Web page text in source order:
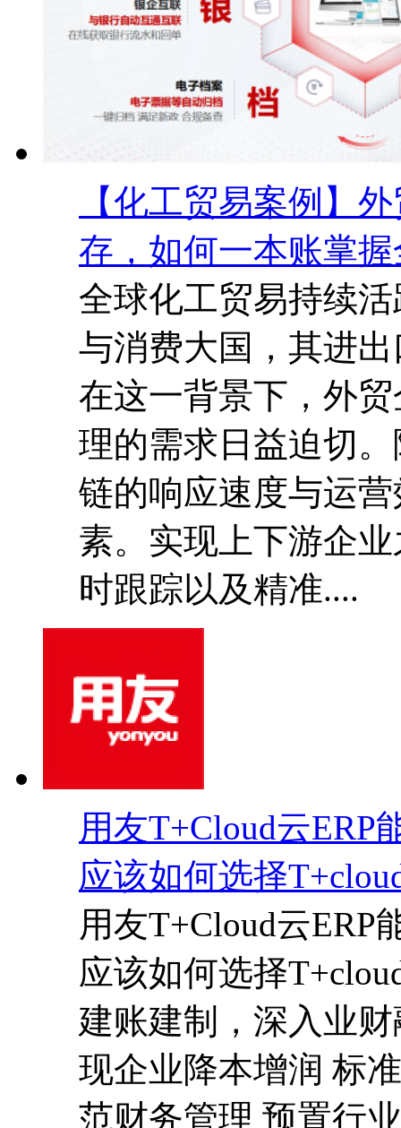
【化工贸易案例】
存，如何一本账掌
全球化工贸易持续
与消费大国，其进
在这一背景下，外
理的需求日益迫切
链的响应速度与运
素。实现上下游企
时跟踪以及精准....
用友T+Cloud云ERP
应该如何选择
用友T+Cloud云ERP
应该如何选择
建账建制，深入业
现企业降本增润 标
范财务管理 预置行